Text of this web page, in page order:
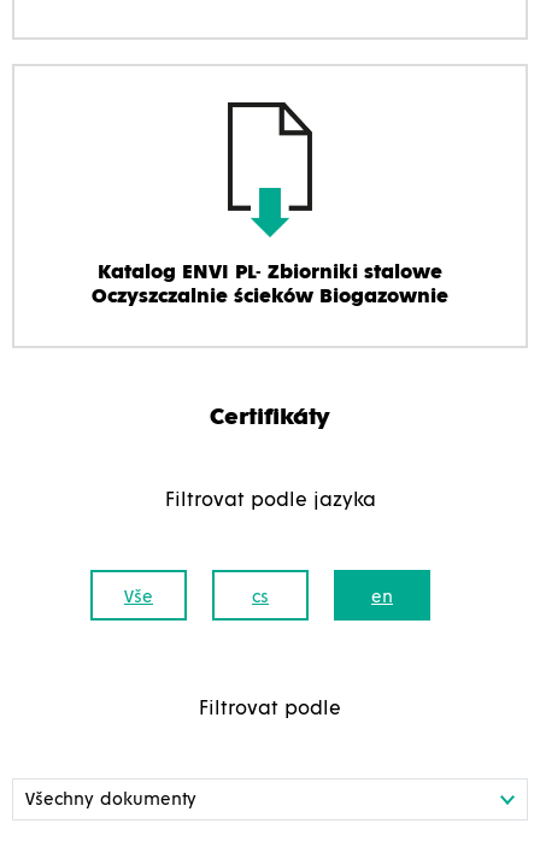
Katalog ENVI PL- Zbiorniki stalowe
Oczyszczalnie ścieków Biogazownie
Certifikáty
Filtrovat podle jazyka
Vše cs en
Filtrovat podle